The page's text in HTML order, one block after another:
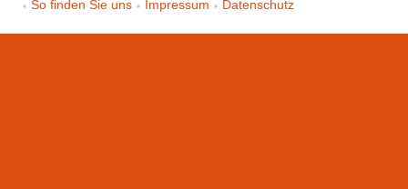
So finden Sie uns
Impressum Datenschutz